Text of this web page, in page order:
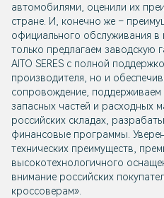
автомобилями, оценили их
стране. И, конечно же –
официального обслуживания
только предлагаем заводскую
AITO SERES с полной
производителя, но и
сопровождение,
запасных частей и расходных
российских складах,
финансовые программы.
технических преимуществ,
высокотехнологичного
внимание российских
кроссоверам».